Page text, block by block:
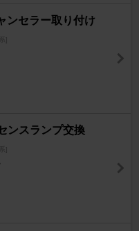
ンセラー取り付け
]
ンスランプ交換
]